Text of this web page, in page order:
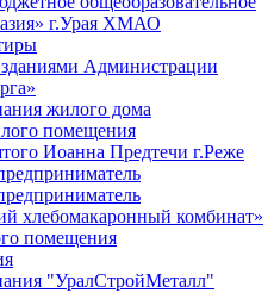
г.Урая ХМАО
Администрации
жилого дома
помещения
Иоанна Предтечи г.Реже
хлебомакаронный комбинат»
помещения
"УралСтройМеталл"